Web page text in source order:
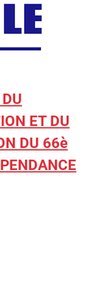
ET DU
DU 66è